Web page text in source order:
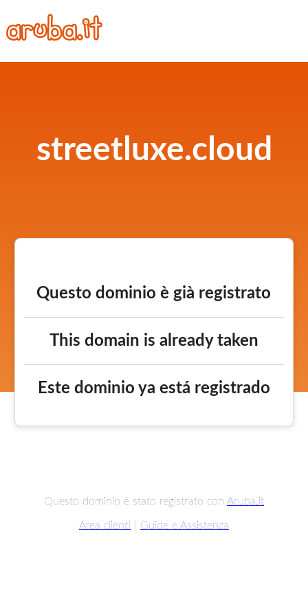
streetluxe.cloud
Questo dominio è già registrato
This domain is already taken
Este dominio ya está registrado
Questo dominio è stato registrato con Aruba.it
Area clienti Guide e Assistenza